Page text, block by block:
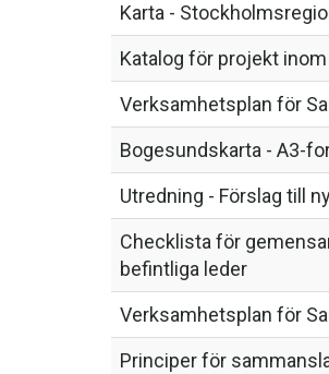
Karta -
Katalog för projekt
Verksamhetsplan för
Bogesundskarta - A3-
Utredning - Förslag till
Checklista för
befintliga leder
Verksamhetsplan för
Principer för